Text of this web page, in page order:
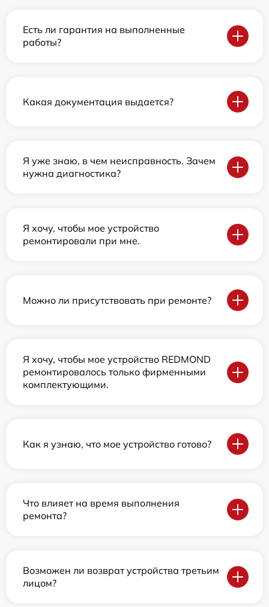
Есть ли гарантия на выполненные
работы?
Какая документация выдается?
Я уже знаю, в чем неисправность. Зачем
нужна диагностика?
Я хочу, чтобы мое устройство
ремонтировали при мне.
Можно ли присутствовать при ремонте?
Я хочу, чтобы мое устройство REDMOND
ремонтировалось только фирменными
комплектующими.
Как я узнаю, что мое устройство готово?
Что влияет на время выполнения
ремонта?
Возможен ли возврат устройства третьим
лицом?